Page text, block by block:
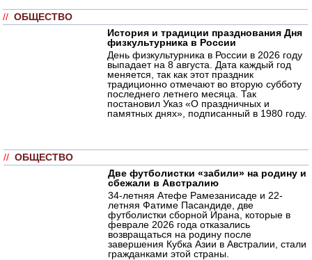
// ОБЩЕСТВО
История и традиции празднования Дня
физкультурника в России
День физкультурника в России в 2026 году
выпадает на 8 августа. Дата каждый год
меняется, так как этот праздник
традиционно отмечают во вторую субботу
последнего летнего месяца. Так
постановил Указ «О праздничных и
памятных днях», подписанный в 1980 году.
// ОБЩЕСТВО
Две футболистки «забили» на родину и
сбежали в Австралию
34-летняя Атефе Рамезанисаде и 22-
летняя Фатиме Пасандиде, две
футболистки сборной Ирана, которые в
феврале 2026 года отказались
возвращаться на родину после
завершения Кубка Азии в Австралии, стали
гражданками этой страны.